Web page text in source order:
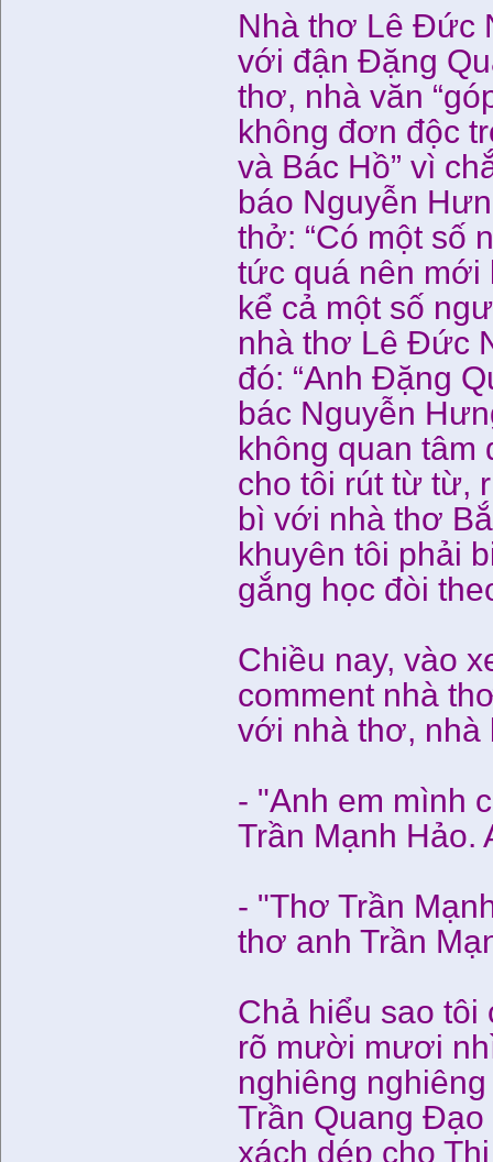
Nhà thơ Lê Đức
với đận Đặng
thơ, nhà văn
không đơn độc
và Bác Hồ” vì
báo Nguyễn
thở: “Có một số
tức quá nên mới
kể cả một số
nhà thơ Lê Đức
đó: “Anh Đặng
bác Nguyễn
không quan
cho tôi rút từ từ,
bì với nhà thơ
khuyên tôi phải
gắng học đòi
Chiều nay, vào
comment nhà
với nhà thơ, nhà
- "Anh em mình
Trần Mạnh Hảo.
- "Thơ Trần
thơ anh Trần
Chả hiểu sao
rõ mười mươi
nghiêng
Trần Quang
xách dép cho